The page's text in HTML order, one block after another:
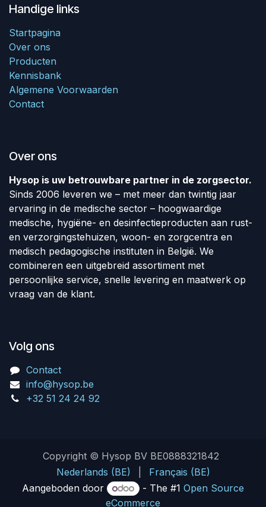
Handige links
Startpagina
Over ons
Producten
Kennisbank
Algemene Voorwaarden
Contact
Over ons
Hysop is uw betrouwbare partner in de zorgsector.
Sinds 2006 leveren we – met meer dan twintig jaar
ervaring in de medische sector – hoogwaardige
medische, hygiëne- en desinfectieproducten aan rust-
en verzorgingstehuizen, woon- en zorgcentra en
medisch pedagogische instituten in België. We
combineren een uitgebreid assortiment met
persoonlijke service, snelle levering en maatwerk op
vraag van de klant.
Volg ons
Contact
info@hysop.be
+32 51 24 24 92
Copyright © Hysop BV BE0888321842
Nederlands (BE)
Français (BE)
Aangeboden door
- The #1 Open Source
eCommerce